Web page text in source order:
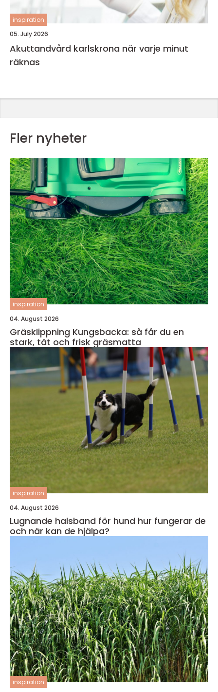
inspiration
05. July 2026
Akuttandvård karlskrona när varje minut
räknas
Fler nyheter
inspiration
04. August 2026
Gräsklippning Kungsbacka: så får du en
stark, tät och frisk gräsmatta
inspiration
04. August 2026
Lugnande halsband för hund hur fungerar de
och när kan de hjälpa?
inspiration